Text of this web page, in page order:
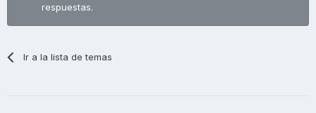
respuestas.
Ir a la lista de temas